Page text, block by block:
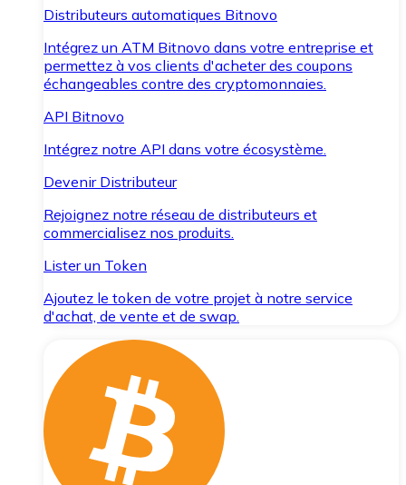
Distributeurs automatiques Bitnovo
Intégrez un ATM Bitnovo dans votre entreprise et
permettez à vos clients d'acheter des coupons
échangeables contre des cryptomonnaies.
API Bitnovo
Intégrez notre API dans votre écosystème.
Devenir Distributeur
Rejoignez notre réseau de distributeurs et
commercialisez nos produits.
Lister un Token
Ajoutez le token de votre projet à notre service
d'achat, de vente et de swap.